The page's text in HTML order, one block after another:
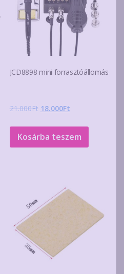
JCD8898 mini forrasztóállomás
21.000Ft Original
was:
21.000Ft.
18.000FtCurrent
is:
18.000Ft.
Kosárba teszem